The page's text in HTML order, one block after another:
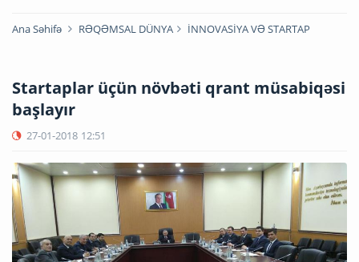
Ana Səhifə RƏQƏMSAL DÜNYA İNNOVASİYA VƏ STARTAP
Startaplar üçün növbəti qrant müsabiqəsi
başlayır
27-01-2018 12:51